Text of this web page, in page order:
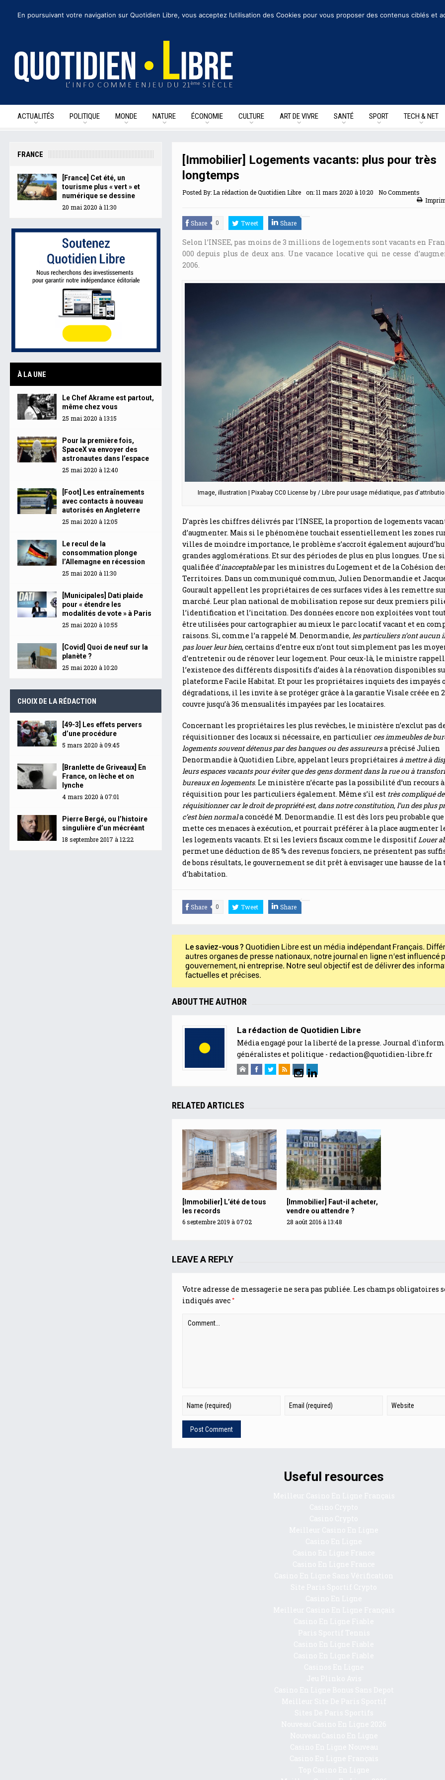
ACTUALITÉS POLITIQUE MONDE NATURE ÉCONOMIE CULTURE ART DE VIVRE SANTÉ SPORT TECH & NET
[Immobilier] Logements vacants: plus pour très
longtemps
Posted By:La rédaction de Quotidien Libre on:11 mars 2020 à 10:20
No Comments
Share 0 Tweet Share
Selon l’INSEE, pas moins de 3 millions de logements sont vacants en
000 depuis plus de deux ans. Une vacance locative qui ne cesse
2006.
Image, illustration | Pixabay CC0 License by / Libre pour usage médiatique, pas
D’après les chiffres délivrés par l’INSEE, la proportion de logements
d’augmenter. Mais si le phénomène touchait essentiellement les zones
villes de moindre importance, le problème s’accroît également
grandes agglomérations. Et sur des périodes de plus en plus longues. Une
qualifiée d’inacceptablepar les ministres du Logement et de la Cohésion
Territoires. Dans un communiqué commun, Julien Denormandie et
Gourault appellent les propriétaires de ces surfaces vides à les remettre
marché. Leur plan national de mobilisation repose sur deux premiers
l’identification et l’incitation. Des données encore non exploitées vont tout
être utilisées pour cartographier au mieux le parc locatif vacant et en
raisons. Si, comme l’a rappelé M. Denormandie, les particuliers n’ont aucun
pas louer leur bien, certains d’entre eux n’ont tout simplement pas les
d’entretenir ou de rénover leur logement. Pour ceux-là, le ministre
l’existence des différents dispositifs d’aides à la rénovation disponibles
plateforme Facile Habitat. Et pour les propriétaires inquiets des impayés
dégradations, il les invite à se protéger grâce à la garantie Visale créée en
couvre jusqu’à 36 mensualités impayées par les locataires.
Concernant les propriétaires les plus revêches, le ministère n’exclut pas
réquisitionner des locaux si nécessaire, en particulier ces immeubles de
logements souvent détenus par des banques ou des assureursa précisé Julien
Denormandie à Quotidien Libre, appelant leurs propriétaires à mettre à
leurs espaces vacants pour éviter que des gens dorment dans la rue ou à
bureaux en logements. Le ministère n’écarte pas la possibilité d’un recours
réquisition pour les particuliers également. Même s’il est très compliqué de
réquisitionner car le droit de propriété est, dans notre constitution, l’un des plus
c’est bien normala concédé M. Denormandie. Il est dès lors peu probable
mette ces menaces à exécution, et pourrait préférer à la place augmenter
les logements vacants. Et si les leviers fiscaux comme le dispositifLouer
permet une déduction de 85 % des revenus fonciers, ne présentent pas
de bons résultats, le gouvernement se dit prêt à envisager une hausse de la
d’habitation.
Share 0 Tweet Share
ABOUT THE AUTHOR
La rédaction de Quotidien Libre
Média engagé pour la liberté de la presse. Journal
généralistes et politique - redaction@quotidien-libre.fr
RELATED ARTICLES
[Immobilier] L’été de tous
les records
6 septembre 2019 à 07:02
[Immobilier] Faut-il acheter,
vendre ou attendre ?
28 août 2016 à 13:48
LEAVE A REPLY
Votre adresse de messagerie ne sera pas publiée. Les champs obligatoires
indiqués avec*
FRANCE
[France] Cet été, un
tourisme plus « vert » et
numérique se dessine
20 mai 2020 à 11:30
À LA UNE
Le Chef Akrame est partout,
même chez vous
25 mai 2020 à 13:15
Pour la première fois,
SpaceX va envoyer des
astronautes dans l’espace
25 mai 2020 à 12:40
[Foot] Les entraînements
avec contacts à nouveau
autorisés en Angleterre
25 mai 2020 à 12:05
Le recul de la
consommation plonge
l’Allemagne en récession
25 mai 2020 à 11:30
[Municipales] Dati plaide
pour « étendre les
modalités de vote » à Paris
25 mai 2020 à 10:55
[Covid] Quoi de neuf sur la
planète ?
25 mai 2020 à 10:20
CHOIX DE LA RÉDACTION
[49-3] Les effets pervers
d’une procédure
5 mars 2020 à 09:45
[Branlette de Griveaux] En
France, on lèche et on
lynche
4 mars 2020 à 07:01
Pierre Bergé, ou l’histoire
singulière d’un mécréant
18 septembre 2017 à 12:22
Useful resources
En poursuivant votre navigation sur Quotidien Libre, vous acceptez l’utilisation des Cookies pour vous proposer des contenus ciblés et